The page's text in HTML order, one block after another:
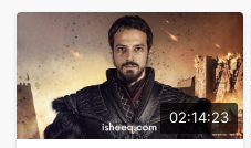
02:14:23